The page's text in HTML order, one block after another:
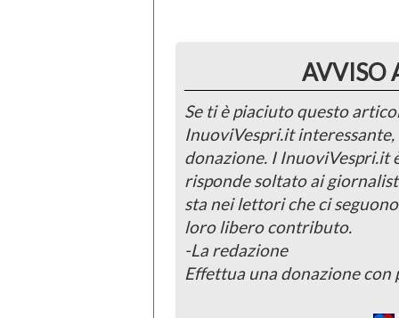
AVVISO
Se ti è piaciuto questo
InuoviVespri.it
donazione. I InuoviVespri.it
risponde soltato ai
sta nei lettori che ci
loro libero contributo.
-La redazione
Effettua una donazione con